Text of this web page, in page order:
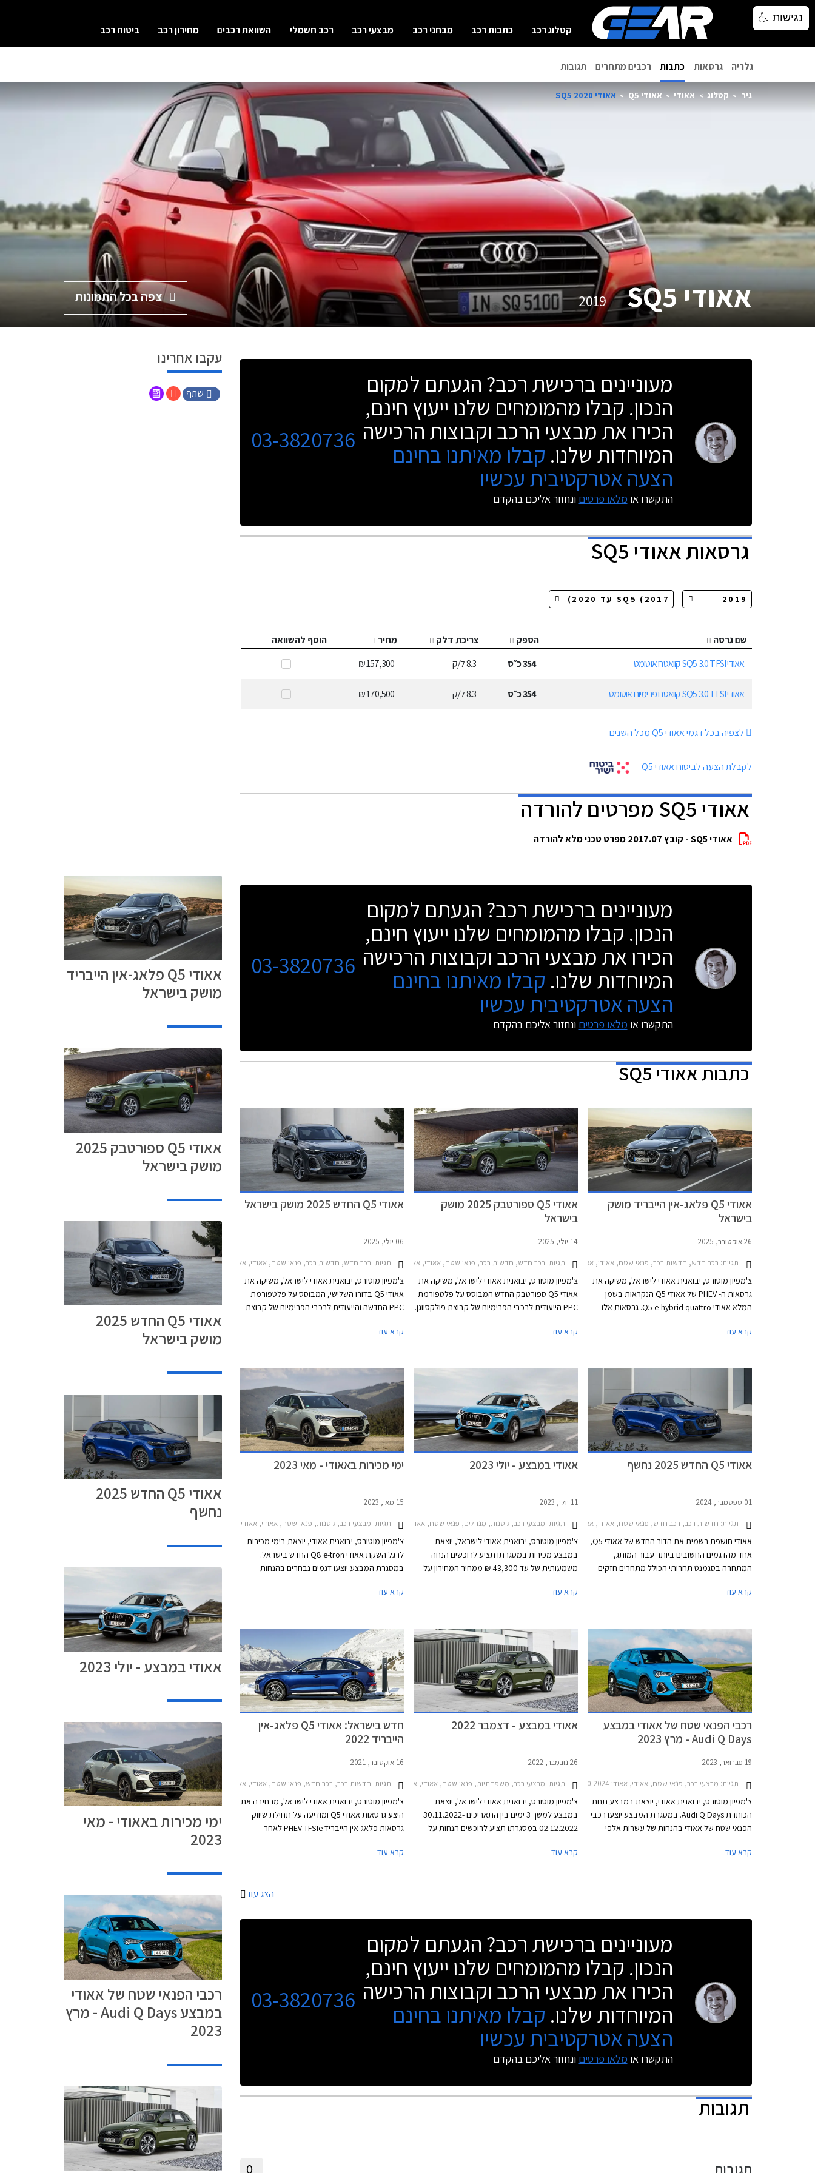
קטלוג רכב כתבות רכב מבחני רכב מבצעי רכב רכב חשמלי השוואת רכבים מחירון רכב ביטוח רכב
גלריה גרסאות כתבות רכבים מתחרים תגובות
גיר קטלוג אאודי אאודי Q5 אאודי SQ5 2020
אאודי SQ5 2019 צפה בכל התמונות
מעוניינים ברכישת רכב? הגעתם למקום
הנכון. קבלו מהמומחים שלנו ייעוץ חינם,
הכירו את מבצעי הרכב וקבוצות הרכישה
המיוחדות שלנו. קבלו מאיתנו בחינם
הצעה אטרקטיבית עכשיו
התקשרו או מלאו פרטים ונחזור אליכם בהקדם
03-3820736
גרסאותאאודי SQ5
שם גרסה הספק צריכת דלק מחיר
הוסף להשוואה
אאודי SQ5 3.0 TFSI קוואטרו אוטומט
354כ״ס 8.3ל/ק 157,300 ₪
אאודי SQ5 3.0 TFSI קוואטרו פרימיום אוטומט 354כ״ס 8.3ל/ק 170,500 ₪
לצפיה בכל דגמי אאודי Q5 מכל השנים
לקבלת הצעה לביטוח אאודי Q5
אאודי SQ5 מפרטים להורדה
אאודי SQ5 - קובץ 2017.07 מפרט טכני מלא להורדה
עקבו אחרינו
שתף
מעוניינים ברכישת רכב? הגעתם למקום
הנכון. קבלו מהמומחים שלנו ייעוץ חינם,
הכירו את מבצעי הרכב וקבוצות הרכישה
המיוחדות שלנו. קבלו מאיתנו בחינם
הצעה אטרקטיבית עכשיו
התקשרו או מלאו פרטים ונחזור אליכם בהקדם
03-3820736
כתבותאאודי SQ5
אאודי Q5 פלאג-אין הייבריד מושק
בישראל
26 אוקטובר, 2025
תגיות: רכב חדש, חדשות רכב, פנאי שטח, אאודי, אאודי Q5 ספורטבק 2025-2026, אאודי Q5 2025-2026מחירון רכב
צ'מפיון מוטורס, יבואנית אאודי לישראל, משיקה את
גרסאות ה- PHEV של אאודי Q5 הנקראות בשמן
המלא אאודי Q5 e-hybrid quattro. גרסאות אלו
הספק, ומצטרפות לגרסאות הטורבו בנזין אשר
קרא עוד
אאודי Q5 ספורטבק 2025 מושק
בישראל
14 יולי, 2025
תגיות: רכב חדש, חדשות רכב, פנאי שטח, אאודי, אאודי Q5 ספורטבק 2021-2024, אאודי Q5 ספורטבק 2025-2026מחירון רכב
צ'מפיון מוטורס, יבואנית אאודי לישראל, משיקה את
אאודי Q5 ספורטבק החדש המבוסס על פלטפורמת
PPC הייעודית לרכבי הפרימיום של קבוצת פולקסווגן.
אשר הושק בישראל לאחרונה, ויתחרה בדגמים כגון
גרסת פלאג-אין הייבריד עם טווח נסיעה חשמלי של
כ- 100 ק"מ.
קרא עוד
אאודי Q5 החדש 2025 מושק בישראל
06 יולי, 2025
תגיות: רכב חדש, חדשות רכב, פנאי שטח, אאודי, אאודי Q5 2020-2024, אאודי Q5 2025-2026מחירון רכב
צ'מפיון מוטורס, יבואנית אאודי לישראל, משיקה את
אאודי Q5 בדורו השלישי, המבוסס על פלטפורמת
PPC החדשה והייעודית לרכבי הפרימיום של קבוצת
יצטרפו להיצע גרסאות נוספות ביניהן פלאג-אין
הייבריד.
קרא עוד
אאודי Q5 החדש 2025 נחשף
01 ספטמבר, 2024
תגיות: חדשות רכב, רכב חדש, פנאי שטח, אאודי, אאודי Q5 2020-2024, אאודי Q5 2025-2026אאודי Q5 ספורטבק 2025-2026
אאודי חושפת רשמית את הדור החדש של אאודי Q5,
אחד מהדגמים החשובים ביותר עבור המותג,
המתחרה בסגמנט תחרותי הכולל מתחרים חזקים
ההנעה, האבזור ואיכות הנסיעה.
קרא עוד
אאודי במבצע - יולי 2023
11 יולי, 2023
תגיות: מבצעי רכב, קטנות, מנהלים, פנאי שטח, אאודי, אאודי Q5 2020-2024, אאודי Q5 ספורטבק 2021-2024, אאודי A1 ספורטבק 2019-2026, אאודי A4 2019-2024, אאודי Q3 2019-2025אאודי Q3 ספורטבק 2020-2025
צ'מפיון מוטורס, יבואנית אאודי לישראל, יוצאת
במבצע מכירות במסגרתו תציע לרוכשים הנחה
משמעותית של עד 43,300 ₪ ממחיר המחירון על
בכל אולמות התצוגה של אאודי ברחבי הארץ.
קרא עוד
ימי מכירות באאודי - מאי 2023
15 מאי, 2023
תגיות: מבצעי רכב, קטנות, פנאי שטח, אאודי, אאודי Q5 ספורטבק 2021-2024, אאודי A1 ספורטבק 2019-2026, אאודי Q2 2021-2026אאודי Q3 ספורטבק 2020-2025
צ'מפיון מוטורס, יבואנית אאודי, יוצאת בימי מכירות
לרגל השקת אאודי Q8 e-tron החדש בישראל.
במסגרת המבצע יוצעו דגמים נבחרים בהנחות
המבצע יתקיים בכל אולמות התצוגה של אאודי בין
קרא עוד
רכבי הפנאי שטח של אאודי במבצע
Audi Q Days - מרץ 2023
19 פברואר, 2023
תגיות: מבצעי רכב, פנאי שטח, אאודי, אאודי Q5 2020-2024, אאודי Q5 ספורטבק 2021-2024, אאודי Q3 2019-2025, אאודי Q3 ספורטבק 2020-2025אאודי Q2 2021-2026
צ'מפיון מוטורס, יבואנית אאודי, יוצאת במבצע תחת
הכותרת Audi Q Days. במסגרת המבצע יוצעו רכבי
הפנאי שטח של אאודי בהנחות של עשרות אלפי
יוכלו הרוכשים לבחור בין מספר מסלולי ליסינג פרטי.
קרא עוד
אאודי במבצע - דצמבר 2022
26 נובמבר, 2022
תגיות: מבצעי רכב, משפחתיות, פנאי שטח, אאודי, אאודי Q5 2020-2024, אאודי A3 ספורטבק 2020-2024, אאודי Q3 2019-2025אאודי Q3 ספורטבק 2020-2025
צ'מפיון מוטורס, יבואנית אאודי לישראל, יוצאת
במבצע למשך 3 ימים בין התאריכים 30.11.2022-
02.12.2022 במסגרתו תציע לרוכשים הנחות על
של אאודי בישראל.
קרא עוד
חדש בישראל: אאודי Q5 פלאג-אין
הייבריד 2022
16 אוקטובר, 2021
תגיות: חדשות רכב, רכב חדש, פנאי שטח, אאודי, אאודי Q5 2020-2024, אאודי Q5 ספורטבק 2021-2024מחירון רכב
צ'מפיון מוטורס, יבואנית אאודי לישראל, מרחיבה את
היצע גרסאות אאודי Q5 ומודיעה על תחילת שיווק
גרסאות פלאג-אין הייבריד PHEV TFSIe לאחר
ספורטבק. גרסאות אלו זמינות בשתי רמות הספק
קרא עוד
הצג עוד
מעוניינים ברכישת רכב? הגעתם למקום
הנכון. קבלו מהמומחים שלנו ייעוץ חינם,
הכירו את מבצעי הרכב וקבוצות הרכישה
המיוחדות שלנו. קבלו מאיתנו בחינם
הצעה אטרקטיבית עכשיו
התקשרו או מלאו פרטים ונחזור אליכם בהקדם
03-3820736
תגובות
תגובות 0
אאודי Q5 פלאג-אין הייבריד
מושק בישראל
אאודי Q5 ספורטבק 2025
מושק בישראל
אאודי Q5 החדש 2025
מושק בישראל
אאודי Q5 החדש 2025
נחשף
אאודי במבצע - יולי 2023
ימי מכירות באאודי - מאי
2023
רכבי הפנאי שטח של אאודי
במבצע Audi Q Days - מרץ
2023
נגישות
נגישות